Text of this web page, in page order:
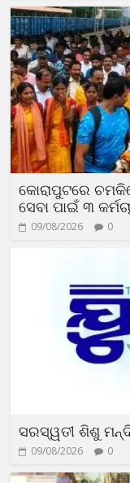
କୋରାପୁଟରେ
ସେବା ପାଇଁ ୩
09/08/2026 0
ସରସ୍ୱତୀ ଶିଶୁ
09/08/2026 0